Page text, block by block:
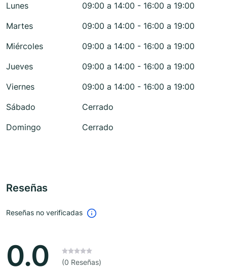
Lunes
09:00 a 14:00 - 16:00 a 19:00
Martes
09:00 a 14:00 - 16:00 a 19:00
Miércoles
09:00 a 14:00 - 16:00 a 19:00
Jueves
09:00 a 14:00 - 16:00 a 19:00
Viernes
09:00 a 14:00 - 16:00 a 19:00
Sábado
Cerrado
Domingo
Cerrado
Reseñas
Reseñas no verificadas
0.0 (0 Reseñas)